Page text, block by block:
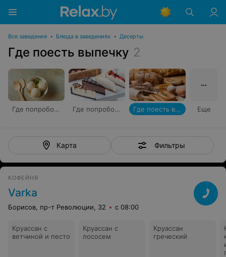
Все заведения • Блюда в заведениях • Десерты
Где поесть выпечку 2
Где попробовать мороженое Где попробовать чизкейк Где поесть выпечку Еще
Карта Фильтры
КОФЕЙНЯ
Varka
Борисов, пр-т Революции, 32 с 08:00
Круассан с
ветчиной и песто
Круассан с
лососем
Круассан
греческий